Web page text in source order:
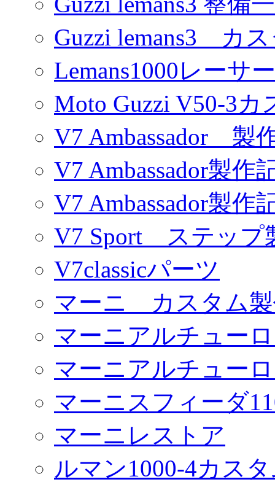
Guzzi lemans3 カ
Lemans1000レーサ
Moto Guzzi V50-3カ
V7 Ambassador 製
V7 Ambassador製作
V7 Ambassador製作
V7 Sport ステップ
V7classicパーツ
マーニ カスタム
マーニアルチュー
マーニアルチュー
マーニスフィーダ
マーニレストア
ルマン1000-4カス